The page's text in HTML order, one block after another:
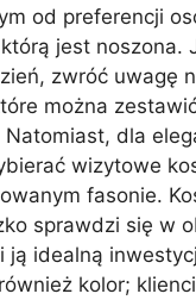
od preferencji
jest noszona.
zwróć uwagę
można
dla
wizytowe
fasonie.
sprawdzi się w
ją idealną
kolor;